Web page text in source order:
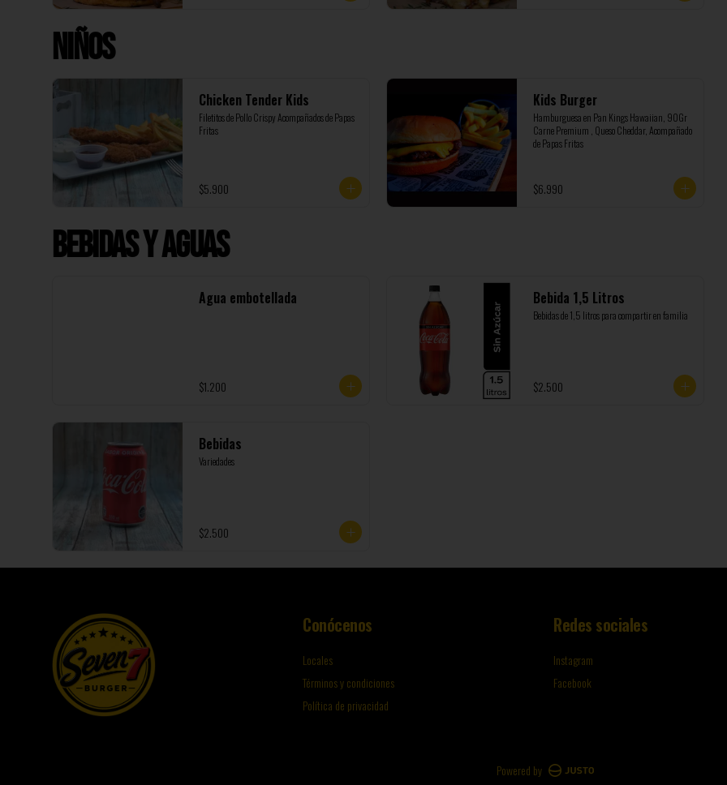
Niños
Chicken Tender Kids
Filetitos de Pollo Crispy Acompañados de Papas
Fritas
$5.900
Kids Burger
Hamburguesa en Pan Kings Hawaiian, 90Gr
Carne Premium , Queso Cheddar, Acompañado
de Papas Fritas
$6.990
Bebidas y Aguas
Agua embotellada
$1.200
Bebida 1,5 Litros
Bebidas de 1,5 litros para compartir en familia
$2.500
Bebidas
Variedades
$2.500
Conócenos
Locales
Términos y condiciones
Política de privacidad
Redes sociales
Instagram
Facebook
Powered by